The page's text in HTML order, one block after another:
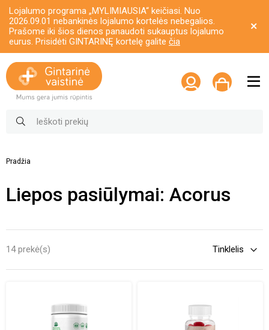
Lojalumo programa „MYLIMIAUSIA“ keičiasi. Nuo
2026.09.01 nebankinės lojalumo kortelės nebegalios.
Prašome iki šios dienos panaudoti sukauptus lojalumo
eurus. Prisidėti GINTARINĘ kortelę galite čia
Pradžia
Liepos pasiūlymai: Acorus
14 prekė(s)